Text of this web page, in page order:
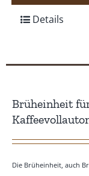
Details
Brüheinheit
Die Brüheinheit, auch